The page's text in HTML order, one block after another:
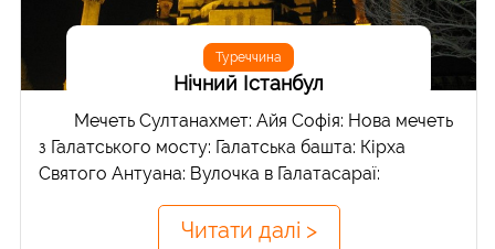
Туреччина
Нічний Істанбул
Мечеть Султанахмет: Айя Софія: Нова мечеть
з Галатського мосту: Галатська башта: Кірха
Святого Антуана: Вулочка в Галатасараї:
Читати далі >